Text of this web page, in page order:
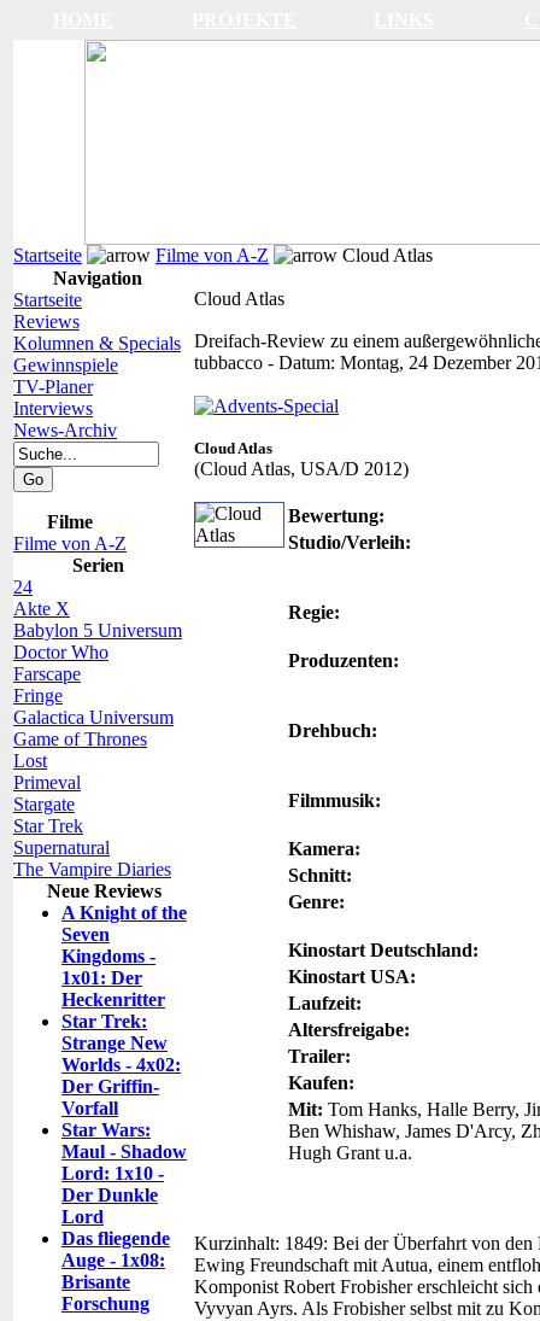
Startseite Filme von A-Z
Cloud Atlas
Navigation
Startseite
Reviews
Kolumnen & Specials
Gewinnspiele
TV-Planer
Interviews
News-Archiv
Filme
Filme von A-Z
Serien
24
Akte X
Babylon 5 Universum
Doctor Who
Farscape
Fringe
Galactica Universum
Game of Thrones
Lost
Primeval
Stargate
Star Trek
Supernatural
The Vampire Diaries
Neue Reviews
A Knight of the
Seven
Kingdoms -
1x01: Der
Heckenritter
Star Trek:
Strange New
Worlds - 4x02:
Der Griffin-
Vorfall
Star Wars:
Maul - Shadow
Lord: 1x10 -
Der Dunkle
Lord
Das fliegende
Auge - 1x08:
Brisante
Forschung
Cloud Atlas
Dreifach-Review zu einem
tubbacco - Datum: Montag, 24 Dezember
Cloud Atlas
(Cloud Atlas, USA/D 2012)
Bewertung:
Studio/Verleih:
Regie:
Produzenten:
Drehbuch:
Filmmusik:
Kamera:
Schnitt:
Genre:
Kinostart Deutschland:
Kinostart USA:
Laufzeit:
Altersfreigabe:
Trailer:
Kaufen:
Mit: Tom Hanks, Halle Berry,
Ben Whishaw, James D'Arcy,
Hugh Grant u.a.
Kurzinhalt: 1849: Bei der Überfahrt von
Ewing Freundschaft mit Autua, einem
Komponist Robert Frobisher erschleicht
Vyvyan Ayrs. Als Frobisher selbst mit zu